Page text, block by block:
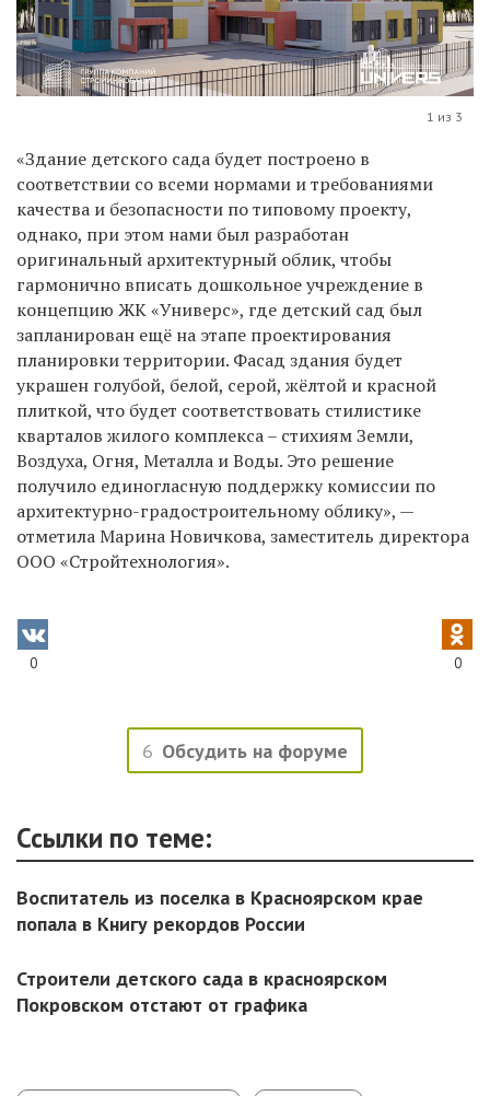
1 из 3
«Здание детского сада будет построено в
соответствии со всеми нормами и требованиями
качества и безопасности по типовому проекту,
однако, при этом нами был разработан
оригинальный архитектурный облик, чтобы
гармонично вписать дошкольное учреждение в
концепцию ЖК «Универс», где детский сад был
запланирован ещё на этапе проектирования
планировки территории. Фасад здания будет
украшен голубой, белой, серой, жёлтой и красной
плиткой, что будет соответствовать стилистике
кварталов жилого комплекса – стихиям Земли,
Воздуха, Огня, Металла и Воды. Это решение
получило единогласную поддержку комиссии по
архитектурно-градостроительному облику», —
отметила Марина Новичкова, заместитель директора
ООО «Стройтехнология».
0 0
6 Обсудить на форуме
Ссылки по теме:
Воспитатель из поселка в Красноярском крае
попала в Книгу рекордов России
Строители детского сада в красноярском
Покровском отстают от графика